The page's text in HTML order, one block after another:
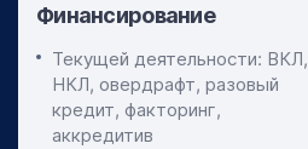
Финансирование
Текущей деятельности: ВКЛ,
НКЛ, овердрафт, разовый
кредит, факторинг,
аккредитив